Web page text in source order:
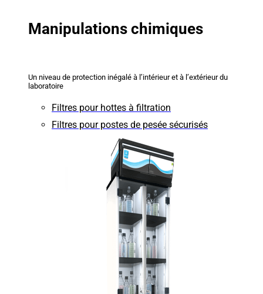
Manipulations chimiques
Un niveau de protection inégalé à l’intérieur et à l’extérieur du
laboratoire
Filtres pour hottes à filtration
Filtres pour postes de pesée sécurisés